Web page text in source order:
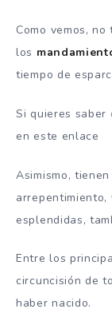
Como vemos,
los
tiempo de
Si quieres saber
en este enlace
Asimismo,
esplendidas,
Entre los
circuncisión de
haber nacido.